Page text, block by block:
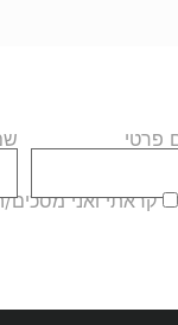
פרטי
קראתי ואני